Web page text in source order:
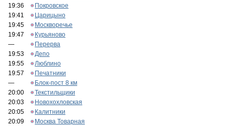
19:36
Покровское
19:41
Царицыно
19:45
Москворечье
19:47
Курьяново
—
Перерва
19:53
Депо
19:55
Люблино
19:57
Печатники
—
Блок-пост 8 км
20:00
Текстильщики
20:03
Новохохловская
20:05
Калитники
20:09
Москва Товарная